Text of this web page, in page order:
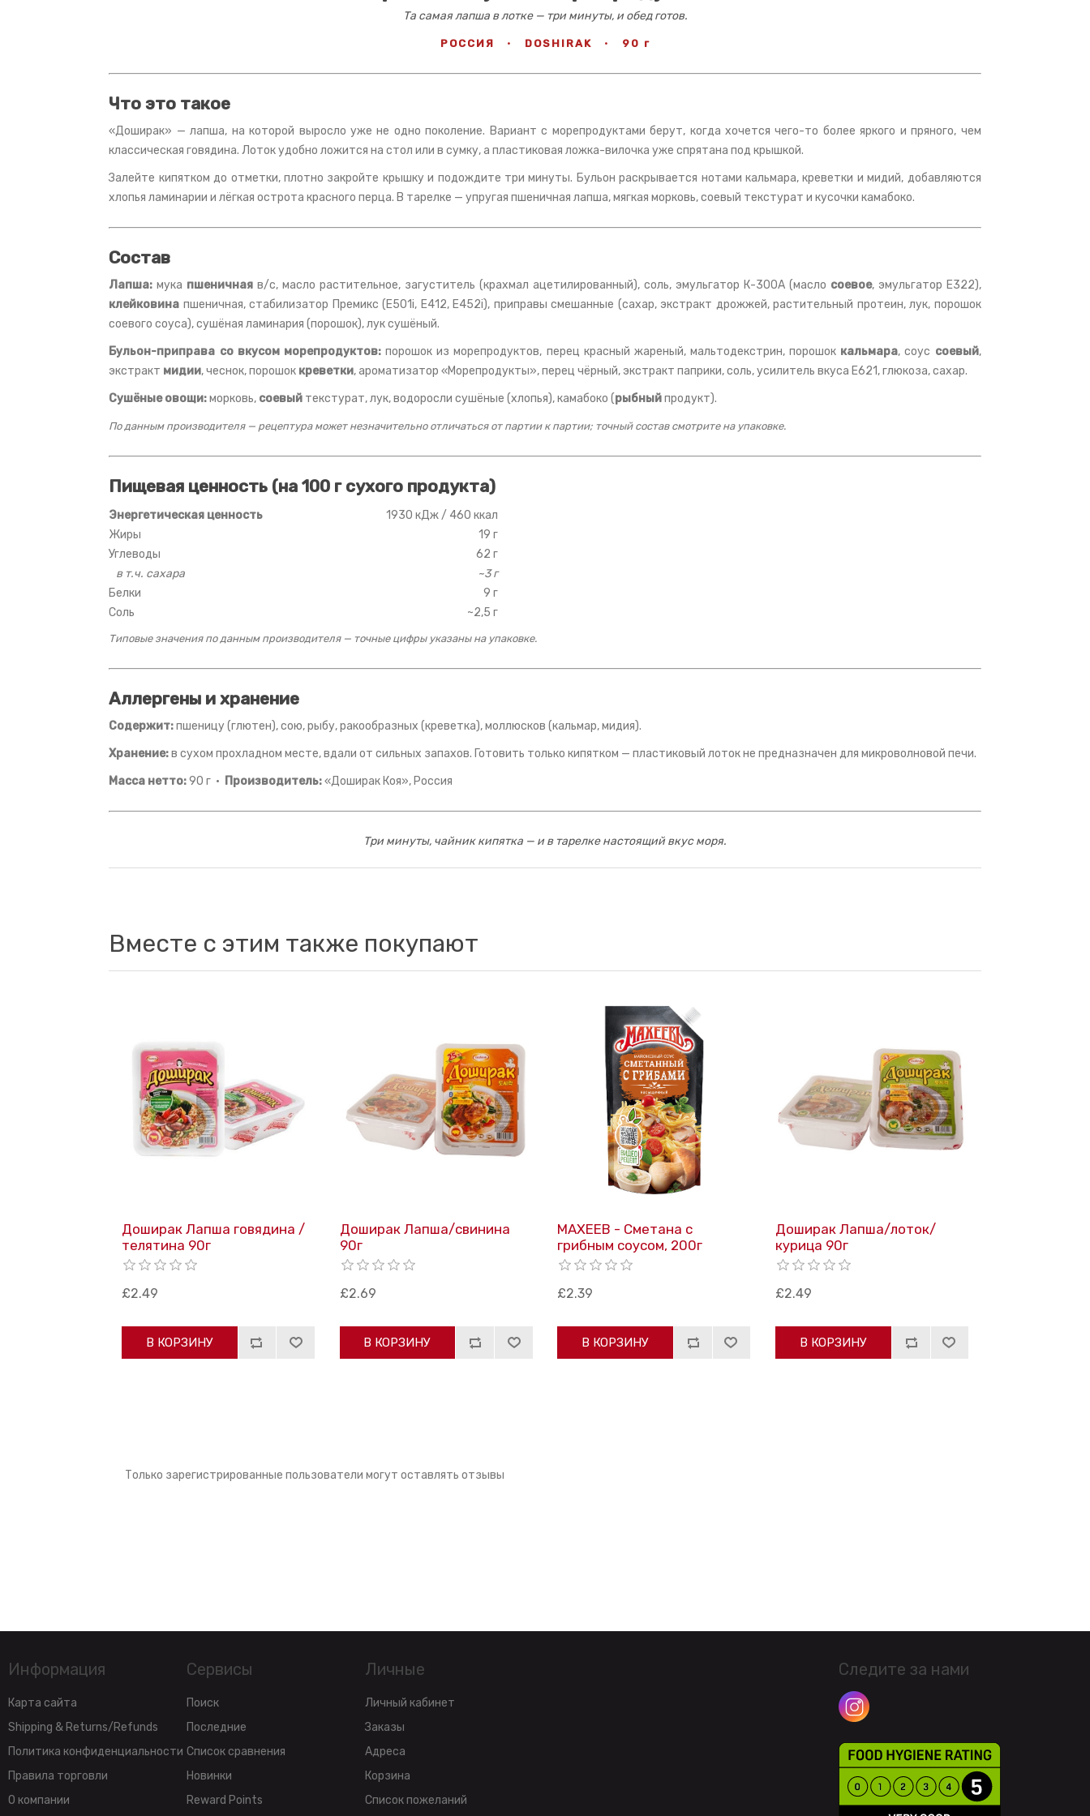
Та самая лапша в лотке — три минуты, и обед готов.
РОССИЯ · DOSHIRAK · 90 г
Что это такое
«Доширак» — лапша, на которой выросло уже не одно поколение. Вариант с морепродуктами берут, когда хочется чего-то более яркого и пряного, чем
классическая говядина. Лоток удобно ложится на стол или в сумку, а пластиковая ложка-вилочка уже спрятана под крышкой.
Залейте кипятком до отметки, плотно закройте крышку и подождите три минуты. Бульон раскрывается нотами кальмара, креветки и мидий, добавляются
хлопья ламинарии и лёгкая острота красного перца. В тарелке — упругая пшеничная лапша, мягкая морковь, соевый текстурат и кусочки камабоко.
Состав
Лапша: мука пшеничная в/с, масло растительное, загуститель (крахмал ацетилированный), соль, эмульгатор К-300А (масло соевое, эмульгатор Е322),
клейковина пшеничная, стабилизатор Премикс (Е501i, Е412, Е452i), приправы смешанные (сахар, экстракт дрожжей, растительный протеин, лук, порошок
соевого соуса), сушёная ламинария (порошок), лук сушёный.
Бульон-приправа со вкусом морепродуктов:порошок из морепродуктов, перец красный жареный, мальтодекстрин, порошок кальмара, соус соевый,
экстракт мидии, чеснок, порошок креветки, ароматизатор «Морепродукты», перец чёрный, экстракт паприки, соль, усилитель вкуса Е621, глюкоза, сахар.
Сушёные овощи:морковь, соевый текстурат, лук, водоросли сушёные (хлопья), камабоко (рыбныйпродукт).
По данным производителя — рецептура может незначительно отличаться от партии к партии; точный состав смотрите на упаковке.
Пищевая ценность (на 100 г сухого продукта)
Энергетическая ценность
1930 кДж / 460 ккал
Жиры
19 г
Углеводы
62 г
в т.ч. сахара
~3 г
Белки
9 г
Соль
~2,5 г
Типовые значения по данным производителя — точные цифры указаны на упаковке.
Аллергены и хранение
Содержит:пшеницу (глютен), сою, рыбу, ракообразных (креветка), моллюсков (кальмар, мидия).
Хранение:в сухом прохладном месте, вдали от сильных запахов. Готовить только кипятком — пластиковый лоток не предназначен для микроволновой печи.
Масса нетто:90 г · Производитель:«Доширак Коя», Россия
Три минуты, чайник кипятка — и в тарелке настоящий вкус моря.
Вместе с этим также покупают
Доширак Лапша говядина /
телятина 90г
£2.49
В КОРЗИНУ
Доширак Лапша/свинина
90г
£2.69
В КОРЗИНУ
МАХЕЕВ ​​- Сметана с
грибным соусом, 200г
£2.39
В КОРЗИНУ
Доширак Лапша/лоток/
курица 90г
£2.49
В КОРЗИНУ
Только зарегистрированные пользователи могут оставлять отзывы
Информация
Карта сайта
Shipping & Returns/Refunds
Политика конфиденциальности
Правила торговли
О компании
Сервисы
Поиск
Последние
Список сравнения
Новинки
Reward Points
Личные
Личный кабинет
Заказы
Адреса
Корзина
Список пожеланий
Следите за нами